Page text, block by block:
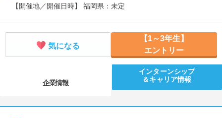
【開催地／開催日時】 福岡県：未定
気になる
【1～3年生】
エントリー
企業情報
インターンシップ
＆キャリア情報